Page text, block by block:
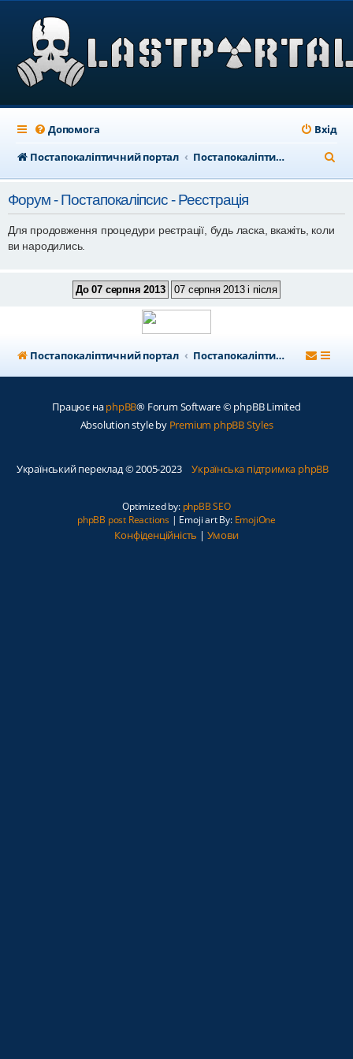
Допомога
Вхід
Постапокаліптичний портал
Постапокаліптичний форум
о
Форум - Постапокаліпсис - Реєстрація
Для продовження процедури реєтрації, будь ласка, вкажіть, коли
ви народились.
Постапокаліптичний портал Постапокаліптичний форум
Працює наphpBB® Forum Software © phpBB Limited
Absolution style by Premium phpBB Styles
Український переклад © 2005-2023 Українська підтримка phpBB
Optimized by: phpBB SEO
phpBB post Reactions| Emoji art By: EmojiOne
Конфіденційність | Умови